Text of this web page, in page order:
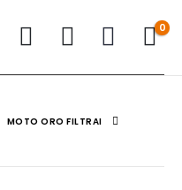
0
MOTO ORO FILTRAI